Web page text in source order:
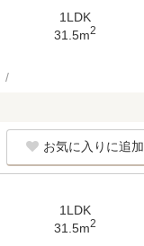
1LDK
31.5m2
お気に入りに追加
1LDK
31.5m2